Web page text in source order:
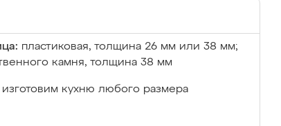
пластиковая, толщина 26 мм или 38 мм;
камня, толщина 38 мм
изготовим кухню любого размера